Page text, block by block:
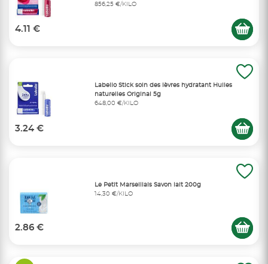
856,25 €/KILO
4.11 €
Labello Stick soin des lèvres hydratant Huiles
naturelles Original 5g
648,00 €/KILO
3.24 €
Le Petit Marseillais Savon lait 200g
14,30 €/KILO
2.86 €